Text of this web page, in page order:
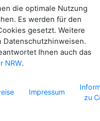
die optimale Nutzung
Es werden für den
gesetzt. Weitere
Datenschutzhinweisen.
Ihnen auch das
NRW.
Impressum
zu